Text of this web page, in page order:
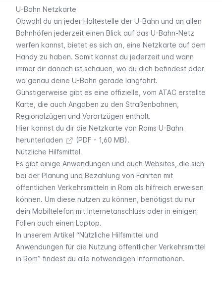
U-Bahn Netzkarte
Obwohl du an jeder Haltestelle der U-Bahn und an allen
Bahnhöfen jederzeit einen Blick auf das U-Bahn-Netz
werfen kannst, bietet es sich an, eine Netzkarte auf dem
Handy zu haben. Somit kannst du jederzeit und wann
immer dir danach ist schauen, wo du dich befindest oder
wo genau deine U-Bahn gerade langfährt.
Günstigerweise gibt es eine offizielle, vom ATAC erstellte
Karte, die auch Angaben zu den Straßenbahnen,
Regionalzügen und Vorortzügen enthält.
Hier kannst du dir die Netzkarte von Roms U-Bahn
herunterladen
(PDF - 1,60 MB).
Nützliche Hilfsmittel
Es gibt einige Anwendungen und auch Websites, die sich
bei der Planung und Bezahlung von Fahrten mit
öffentlichen Verkehrsmitteln in Rom als hilfreich erweisen
können. Um diese nutzen zu können, benötigst du nur
dein Mobiltelefon mit Internetanschluss oder in einigen
Fällen auch einen Laptop.
In unserem Artikel “Nützliche Hilfsmittel und
Anwendungen für die Nutzung öffentlicher Verkehrsmittel
in Rom” findest du alle notwendigen Informationen.